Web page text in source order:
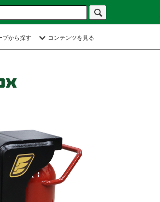
プから探す コンテンツを見る